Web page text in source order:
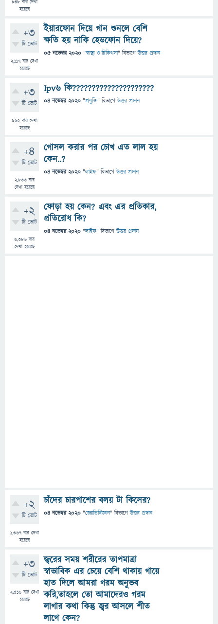
848বার দেখা
হয়েছে
+3
টি ভোট
2,117 বার দেখা
হয়েছে
ইয়ারফোন দিয়ে গান শুনলে বেশি
ক্ষতি হয় নাকি হেডফোন দিয়ে?
05 নভেম্বর 2020 "স্বাস্থ্য ও চিকিৎসা" বিভাগে উত্তর প্রদান
+3
টি ভোট
962বার দেখা
হয়েছে
Ipv6 কি?????????????????????
04 নভেম্বর 2020 "প্রযুক্তি" বিভাগে উত্তর প্রদান
+4
টি ভোট
2,833বার
দেখা হয়েছে
গোসল করার পর চোখ এত লাল হয়
কেন..?
04 নভেম্বর 2020 "লাইফ" বিভাগে উত্তর প্রদান
+2
টি ভোট
6,386 বার
দেখা হয়েছে
ফোড়া হয় কেন? এবং এর প্রতিকার,
প্রতিরোধ কি?
04 নভেম্বর 2020 "লাইফ" বিভাগে উত্তর প্রদান
+2
টি ভোট
1,367বার দেখা
হয়েছে
চাঁদের চারপাশের বলয় টা কিসের?
04 নভেম্বর 2020 "জ্যোতির্বিজ্ঞান" বিভাগে উত্তর প্রদান
+3
টি ভোট
2,516বার দেখা
হয়েছে
জ্বরের সময় শরীরের তাপমাত্রা
স্বাভাবিক এর চেয়ে বেশি থাকায় গায়ে
হাত দিলে আমরা গরম অনুভব
করি,তাহলে তো আমাদেরও গরম
লাগার কথা কিন্তু জ্বর আসলে শীত
লাগে কেন?